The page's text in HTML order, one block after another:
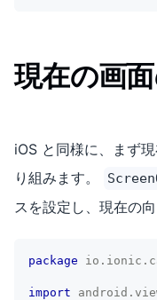
現在の画
iOS と同様に、まず
り組みます。
スを設定し、現在の
package io . ionic .
import android .